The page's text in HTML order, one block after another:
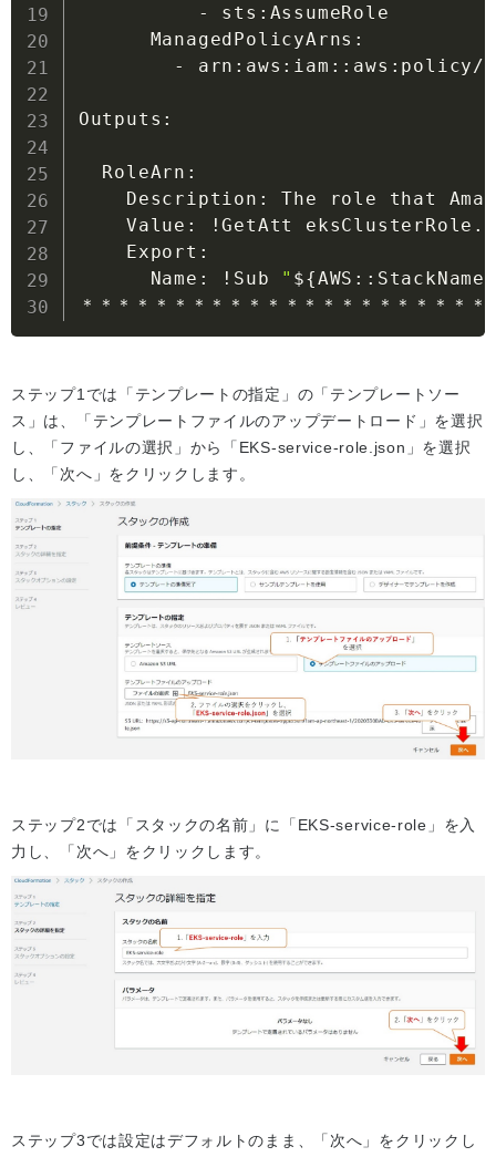
          - sts:AssumeRole
      ManagedPolicyArns:
- arn:aws:iam::aws:policy/
Outputs:
  RoleArn:
Description: The role that
    Value:
!GetAtt
    Export:
      Name:
! Sub " ${AWS : : StackName}
＊＊＊＊＊＊＊＊＊＊＊＊＊＊＊＊＊＊＊＊＊＊
ステップ1では「テンプレートの指定」の「テンプレートソー
ス」は、「テンプレートファイルのアップデートロード」を選択
し、「ファイルの選択」から「EKS-service-role.json」を選択
し、「次へ」をクリックします。
ステップ2では「スタックの名前」に「EKS-service-role」を入
力し、「次へ」をクリックします。
ステップ3では設定はデフォルトのまま、「次へ」をクリックし